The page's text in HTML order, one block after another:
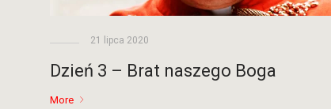
21 lipca 2020
Dzień 3 – Brat naszego Boga
More